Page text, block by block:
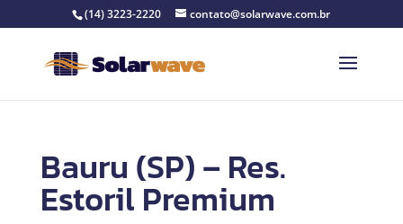
(14) 3223-2220 contato@solarwave.com.br
Bauru (SP) – Res.
Estoril Premium